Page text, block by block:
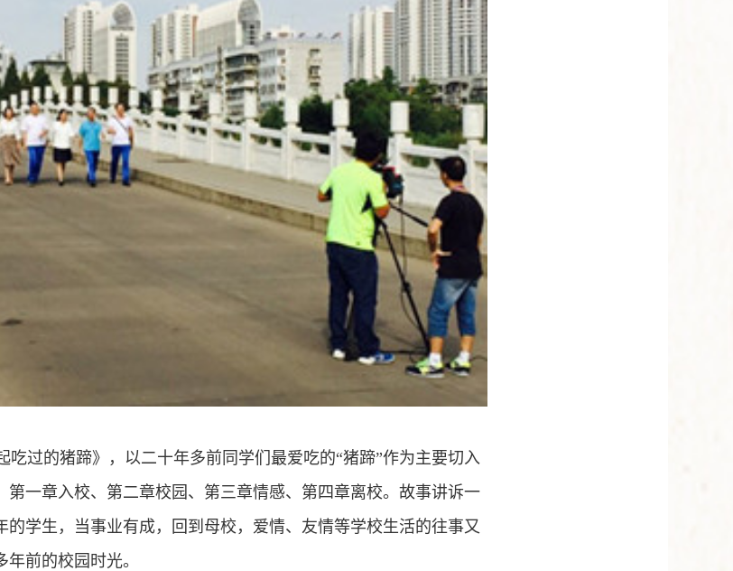
吃过的猪蹄》，以二十年多前同学们最爱吃的“猪蹄”作为主要切入
第一章入校、第二章校园、第三章情感、第四章离校。故事讲诉一
的学生，当事业有成，回到母校，爱情、友情等学校生活的往事又
前的校园时光。